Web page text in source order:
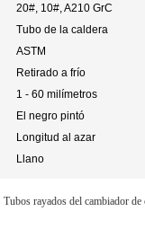
20#, 10#, A210 GrC
Tubo de la caldera
ASTM
Retirado a frío
1 - 60 milímetros
El negro pintó
Longitud al azar
Llano
Tubos rayados del cambiador